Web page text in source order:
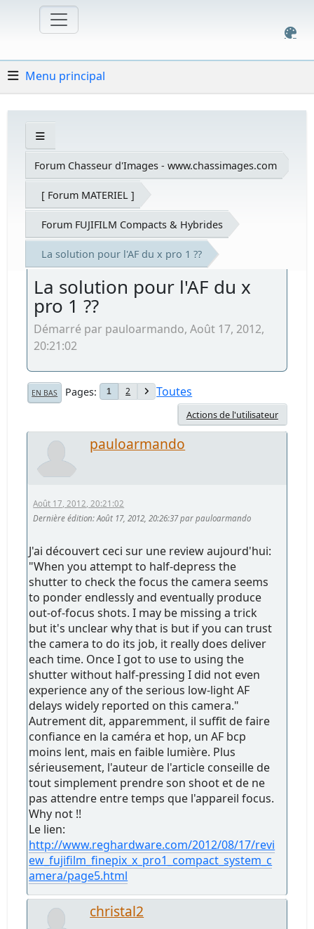
Menu principal
Forum Chasseur d'Images - www.chassimages.com
[ Forum MATERIEL ]
Forum FUJIFILM Compacts & Hybrides
La solution pour l'AF du x pro 1 ??
La solution pour l'AF du x
pro 1 ??
Démarré par pauloarmando, Août 17, 2012,
20:21:02
EN BAS Pages 1 2 Toutes
Actions de l'utilisateur
pauloarmando
Août 17, 2012, 20:21:02
Dernière édition: Août 17, 2012, 20:26:37 par pauloarmando
J'ai découvert ceci sur une review aujourd'hui:
"When you attempt to half-depress the
shutter to check the focus the camera seems
to ponder endlessly and eventually produce
out-of-focus shots. I may be missing a trick
but it's unclear why that is but if you can trust
the camera to do its job, it really does deliver
each time. Once I got to use to using the
shutter without half-pressing I did not even
experience any of the serious low-light AF
delays widely reported on this camera."
Autrement dit, apparemment, il suffit de faire
confiance en la caméra et hop, un AF bcp
moins lent, mais en faible lumière. Plus
sérieusement, l'auteur de l'article conseille de
tout simplement prendre son shoot et de ne
pas attendre entre temps que l'appareil focus.
Why not !!
Le lien:
http://www.reghardware.com/2012/08/17/revi
ew_fujifilm_finepix_x_pro1_compact_system_c
amera/page5.html
christal2